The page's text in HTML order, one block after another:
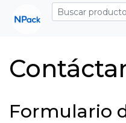
Formulario